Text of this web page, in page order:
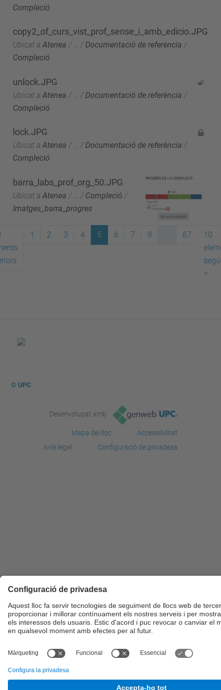
Compleció
copy2_of_curs_vist_prof_sense_i_amb_edicio.JPG
Ubicat a Atenea / … /Documentació de referència /
Compleció
unlock.JPG
Ubicat a Atenea / / Documentació de referència /
Compleció
lock.JPG
Ubicat a Atenea / … /Documentació de referència /
Compleció
barra_labs_prof_org_50.JPG
Ubicat a Atenea / / Compleció /
Imatges_barra_progres
1 2 3 4 5 6 7 8 67
10
>
© UPC
Desenvolupat amb
Mapa del lloc
Accessibilitat
Avís legal
Configuració de privadesa